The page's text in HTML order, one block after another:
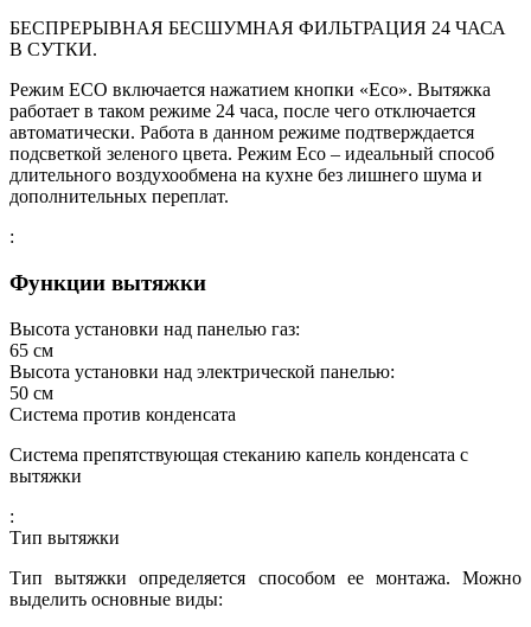
БЕСПРЕРЫВНАЯ БЕСШУМНАЯ ФИЛЬТРАЦИЯ 24 ЧАСА
В СУТКИ.
Режим ЕСО включается нажатием кнопки «Есо». Вытяжка
работает в таком режиме 24 часа, после чего отключается
автоматически. Работа в данном режиме подтверждается
подсветкой зеленого цвета. Режим Есо – идеальный способ
длительного воздухообмена на кухне без лишнего шума и
дополнительных переплат.
:
Функции вытяжки
Высота установки над панелью газ:
65 см
Высота установки над электрической панелью:
50 см
Система против конденсата
Система препятствующая стеканию капель конденсата с
вытяжки
:
Тип вытяжки
Тип вытяжки определяется способом ее монтажа. Можно
выделить основные виды: